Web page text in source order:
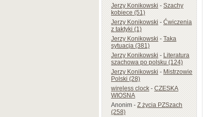
Jerzy Konikowski-Szachy
kobiece (51)
Jerzy Konikowski-Ćwiczenia
z taktyki (1)
Jerzy Konikowski-Taka
sytuacja (381)
Jerzy Konikowski-Literatura
szachowa po polsku (124)
Jerzy Konikowski-Mistrzowie
Polski (28)
wireless clock-CZESKA
WIOSNA
Anonim-Z życia PZSzach
(258)